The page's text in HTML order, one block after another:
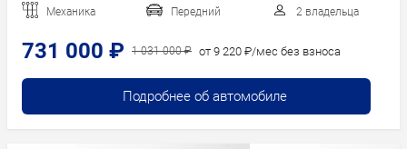
Механика Передний 2 владельца
731 000 ₽ 1 031 000 ₽ от 9 220 ₽/мес без взноса
Подробнее об автомобиле